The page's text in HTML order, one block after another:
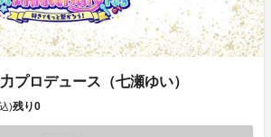
プロデュース（七瀬ゆい）
)残り0